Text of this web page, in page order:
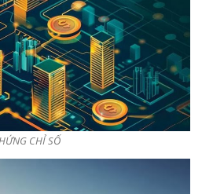
CHỈ SỐ